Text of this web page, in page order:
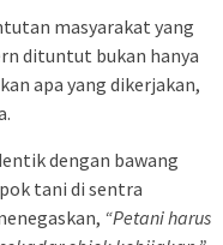
masyarakat yang
dituntut bukan hanya
apa yang dikerjakan,
dengan bawang
tani di sentra
“Petani harus